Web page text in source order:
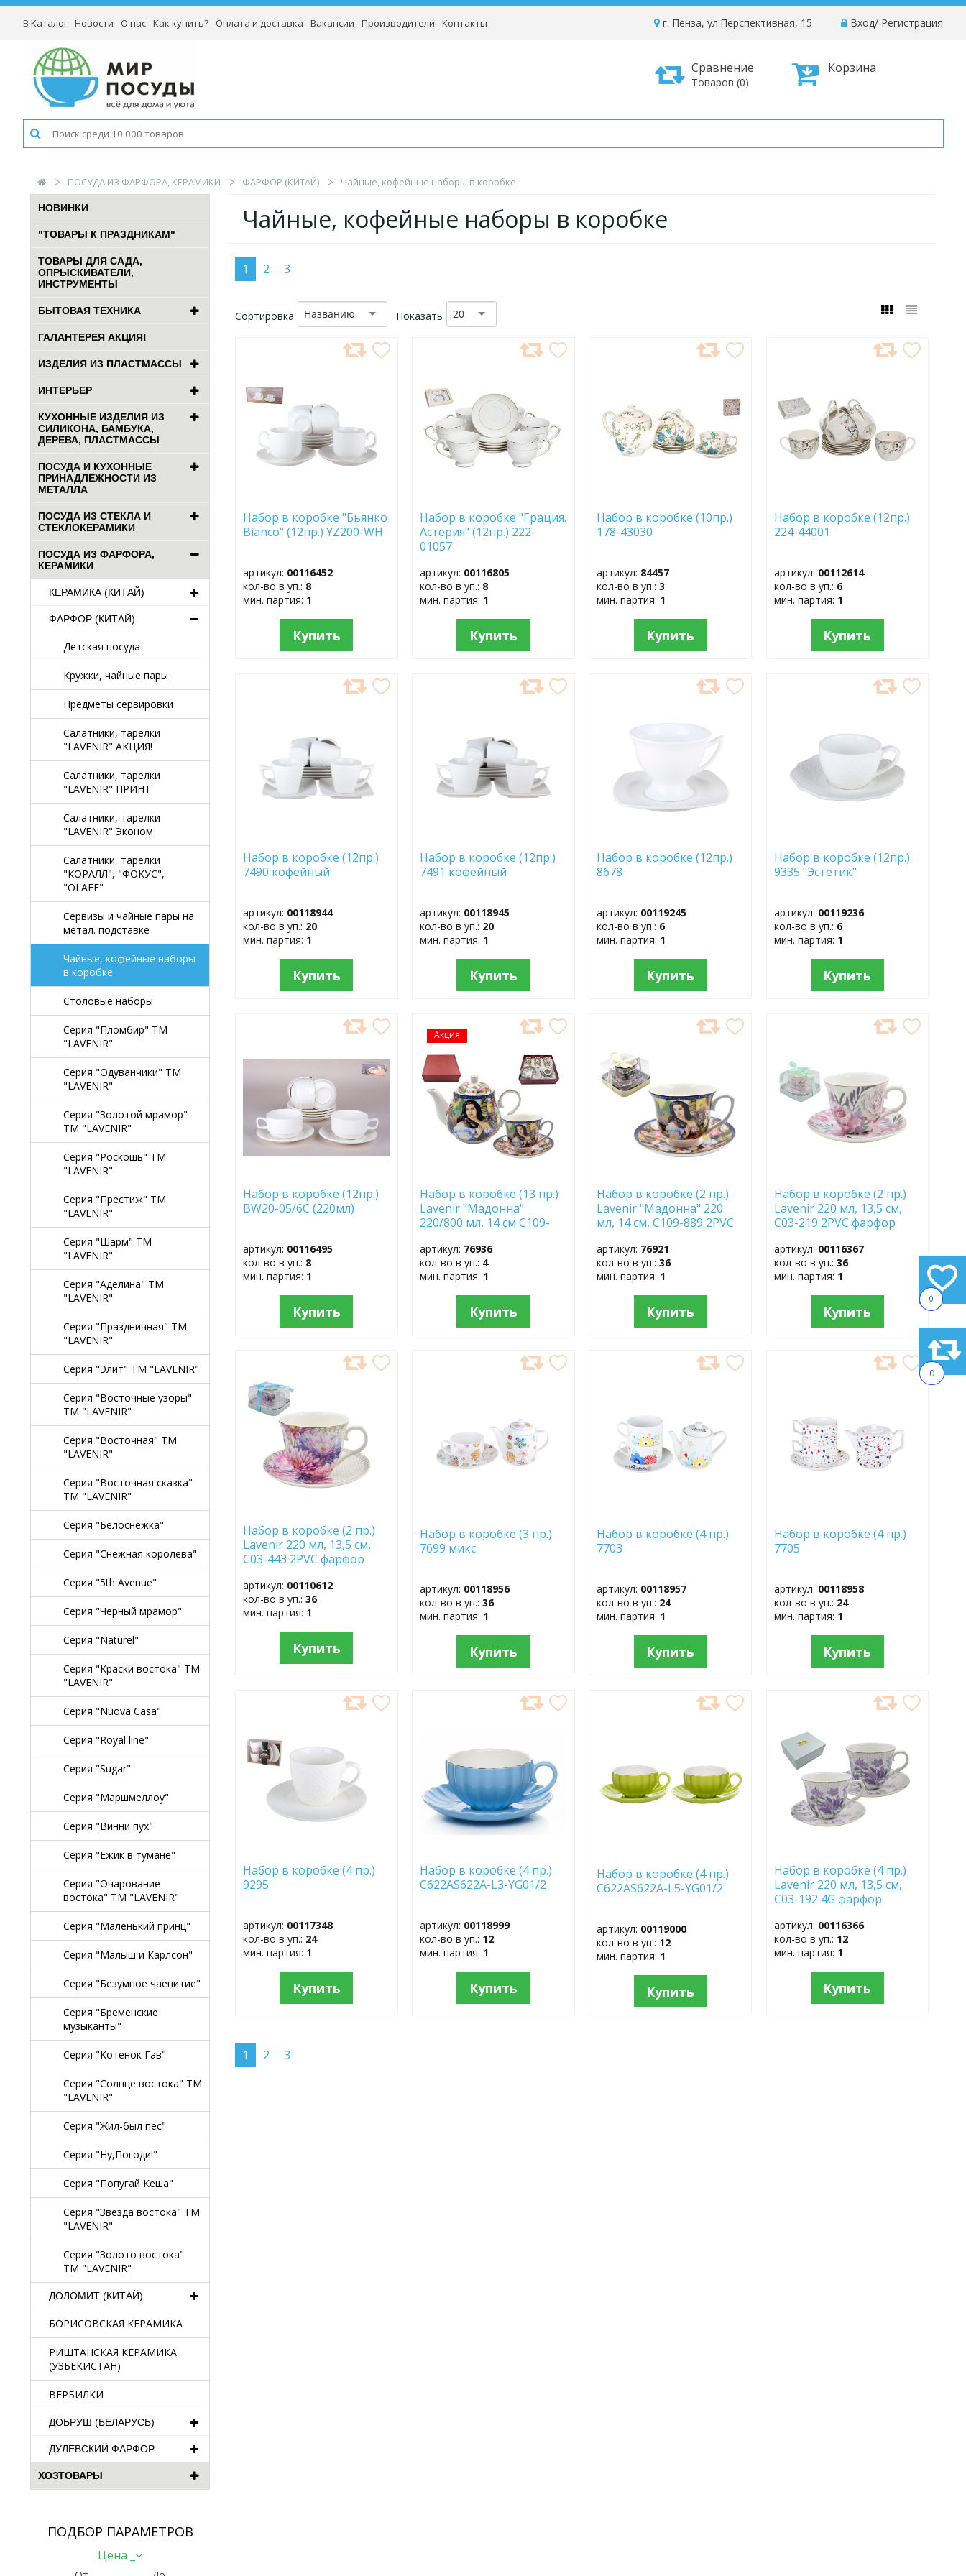
0
0
В Каталог Новости О нас Как купить? Оплата и доставка Вакансии Производители Контакты Вход/ Регистрация
г. Пенза, ул.Перспективная, 15
Корзина
Сравнение
Товаров (0)
ПОСУДА ИЗ ФАРФОРА, КЕРАМИКИ ФАРФОР (КИТАЙ) Чайные, кофейные наборы в коробке
НОВИНКИ
"ТОВАРЫ К ПРАЗДНИКАМ"
ТОВАРЫ ДЛЯ САДА,
ОПРЫСКИВАТЕЛИ,
ИНСТРУМЕНТЫ
БЫТОВАЯ ТЕХНИКА
ГАЛАНТЕРЕЯ АКЦИЯ!
ИЗДЕЛИЯ ИЗ ПЛАСТМАССЫ
ИНТЕРЬЕР
КУХОННЫЕ ИЗДЕЛИЯ ИЗ
СИЛИКОНА, БАМБУКА,
ДЕРЕВА, ПЛАСТМАССЫ
ПОСУДА И КУХОННЫЕ
ПРИНАДЛЕЖНОСТИ ИЗ
МЕТАЛЛА
ПОСУДА ИЗ СТЕКЛА И
СТЕКЛОКЕРАМИКИ
ПОСУДА ИЗ ФАРФОРА,
КЕРАМИКИ
КЕРАМИКА (КИТАЙ)
ФАРФОР (КИТАЙ)
Детская посуда
Кружки, чайные пары
Предметы сервировки
Салатники, тарелки
"LAVENIR" АКЦИЯ!
Салатники, тарелки
"LAVENIR" ПРИНТ
Салатники, тарелки
"LAVENIR" Эконом
Салатники, тарелки
"КОРАЛЛ", "ФОКУС",
"OLAFF"
Сервизы и чайные пары на
метал. подставке
Чайные, кофейные наборы
в коробке
Столовые наборы
Серия "Пломбир" TM
"LAVENIR"
Серия "Одуванчики" TM
"LAVENIR"
Серия "Золотой мрамор"
TM "LAVENIR"
Серия "Роскошь" TM
"LAVENIR"
Серия "Престиж" ТМ
"LAVENIR"
Серия "Шарм" ТМ
"LAVENIR"
Серия "Аделина" TM
"LAVENIR"
Серия "Праздничная" TM
"LAVENIR"
Серия "Элит" TM "LAVENIR"
Серия "Восточные узоры"
TM "LAVENIR"
Серия "Восточная" TM
"LAVENIR"
Серия "Восточная сказка"
TM "LAVENIR"
Серия "Белоснежка"
Серия "Снежная королева"
Серия "5th Avenue"
Серия "Черный мрамор"
Серия "Naturel"
Серия "Краски востока" TM
"LAVENIR"
Серия "Nuova Casa"
Серия "Royal line"
Серия "Sugar"
Серия "Маршмеллоу"
Серия "Винни пух"
Серия "Ежик в тумане"
Серия "Очарование
востока" TM "LAVENIR"
Серия "Маленький принц"
Серия "Малыш и Карлсон"
Серия "Безумное чаепитие"
Серия "Бременские
музыканты"
Серия "Котенок Гав"
Серия "Солнце востока" TM
"LAVENIR"
Серия "Жил-был пес"
Серия "Ну,Погоди!"
Серия "Попугай Кеша"
Серия "Звезда востока" TM
"LAVENIR"
Серия "Золото востока"
TM "LAVENIR"
ДОЛОМИТ (КИТАЙ)
БОРИСОВСКАЯ КЕРАМИКА
РИШТАНСКАЯ КЕРАМИКА
(УЗБЕКИСТАН)
ВЕРБИЛКИ
ДОБРУШ (БЕЛАРУСЬ)
ДУЛЕВСКИЙ ФАРФОР
ХОЗТОВАРЫ
ПОДБОР ПАРАМЕТРОВ
Цена _
Чайные, кофейные наборы в коробке
1 2 3
Сортировка Названию Показать 20
Набор в коробке "Бьянко
Bianco" (12пр.) YZ200-WH
артикул: 00116452
кол-во в уп.: 8
мин. партия: 1
Купить
Набор в коробке "Грация.
Астерия" (12пр.) 222-
01057
артикул: 00116805
кол-во в уп.: 8
мин. партия: 1
Купить
Набор в коробке (10пр.)
178-43030
артикул: 84457
кол-во в уп.:3
мин. партия: 1
Купить
Набор в коробке (12пр.)
224-44001
артикул: 00112614
кол-во в уп.: 6
мин. партия: 1
Купить
Набор в коробке (12пр.)
7490 кофейный
артикул: 00118944
кол-во в уп.: 20
мин. партия: 1
Купить
Набор в коробке (12пр.)
7491 кофейный
артикул: 00118945
кол-во в уп.: 20
мин. партия: 1
Купить
Набор в коробке (12пр.)
8678
артикул: 00119245
кол-во в уп.: 6
мин. партия: 1
Купить
Набор в коробке (12пр.)
9335 "Эстетик"
артикул: 00119236
кол-во в уп.: 6
мин. партия: 1
Купить
ИЗБРАННОЕ
Набор в коробке (12пр.)
BW20-05/6C (220мл)
артикул: 00116495
кол-во в уп.: 8
мин. партия: 1
Купить
Акция
ДОБАВИТЬ
В
ИЗБРАННОЕ
Набор в коробке (13 пр.)
Lavenir "Мадонна"
220/800 мл, 14 см C109-
артикул: 76936
кол-во в уп.: 4
мин. партия: 1
Купить
ИЗБРАННОЕ
Набор в коробке (2 пр.)
Lavenir "Мадонна" 220
мл, 14 см, C109-889 2PVC
артикул: 76921
кол-во в уп.:36
мин. партия: 1
Купить
Набор в коробке (2 пр.)
Lavenir 220 мл, 13,5 см,
C03-219 2PVC фарфор
артикул: 00116367
кол-во в уп.: 36
мин. партия: 1
Купить
В
ИЗБРАННОЕ
Набор в коробке (2 пр.)
Lavenir 220 мл, 13,5 см,
C03-443 2PVC фарфор
артикул: 00110612
кол-во в уп.:36
мин. партия: 1
Купить
Набор в коробке (3 пр.)
7699 микс
артикул: 00118956
кол-во в уп.:36
мин. партия: 1
Купить
Набор в коробке (4 пр.)
7703
артикул: 00118957
кол-во в уп.: 24
мин. партия: 1
Купить
Набор в коробке (4 пр.)
7705
артикул: 00118958
кол-во в уп.: 24
мин. партия: 1
Купить
Набор в коробке (4 пр.)
9295
артикул: 00117348
кол-во в уп.: 24
мин. партия: 1
Купить
Набор в коробке (4 пр.)
C622AS622A-L3-YG01/2
артикул: 00118999
кол-во в уп.: 12
мин. партия: 1
Купить
Набор в коробке (4 пр.)
C622AS622A-L5-YG01/2
артикул: 00119000
кол-во в уп.: 12
мин. партия: 1
Купить
ИЗБРАННОЕ
Набор в коробке (4 пр.)
Lavenir 220 мл, 13,5 см,
C03-192 4G фарфор
артикул: 00116366
кол-во в уп.: 12
мин. партия: 1
Купить
1 2 3